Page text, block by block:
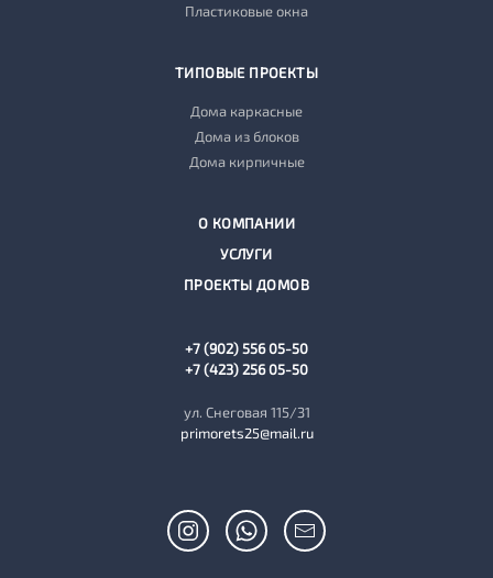
Пластиковые окна
ТИПОВЫЕ ПРОЕКТЫ
Дома каркасные
Дома из блоков
Дома кирпичные
О КОМПАНИИ
УСЛУГИ
ПРОЕКТЫ ДОМОВ
+7 (902) 556 05-50
+7 (423) 256 05-50
ул. Снеговая 115/31
primorets25@mail.ru